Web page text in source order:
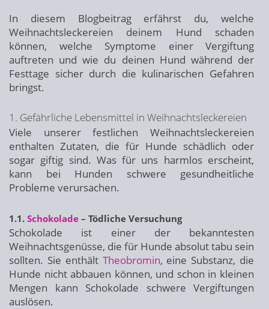
In diesem Blogbeitrag erfährst du, welche
Weihnachtsleckereien deinem Hund schaden
können, welche Symptome einer Vergiftung
auftreten und wie du deinen Hund während der
Festtage sicher durch die kulinarischen Gefahren
bringst.
1. Gefährliche Lebensmittel in Weihnachtsleckereien
Viele unserer festlichen Weihnachtsleckereien
enthalten Zutaten, die für Hunde schädlich oder
sogar giftig sind. Was für uns harmlos erscheint,
kann bei Hunden schwere gesundheitliche
Probleme verursachen.
1.1. Schokolade – Tödliche Versuchung
Schokolade ist einer der bekanntesten
Weihnachtsgenüsse, die für Hunde absolut tabu sein
sollten. Sie enthält Theobromin, eine Substanz, die
Hunde nicht abbauen können, und schon in kleinen
Mengen kann Schokolade schwere Vergiftungen
auslösen.